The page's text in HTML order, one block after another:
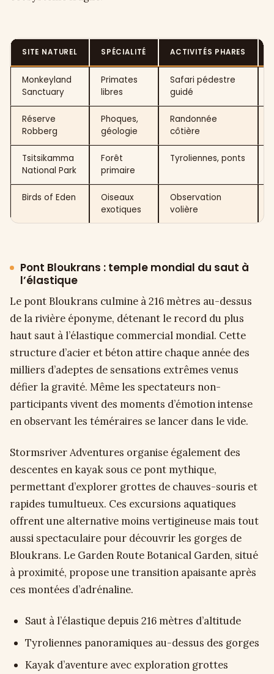
SITE NATUREL SPÉCIALITÉ ACTIVITÉS PHARES
Monkeyland
Sanctuary
Primates
libres
Safari pédestre
guidé
Réserve
Robberg
Phoques,
géologie
Randonnée
côtière
Tsitsikamma
National Park
Forêt
primaire
Tyroliennes, ponts
Birds of Eden
Oiseaux
exotiques
Observation
volière
Pont Bloukrans : temple mondial du saut à
l’élastique
Le pont Bloukrans culmine à 216 mètres au-dessus
de la rivière éponyme, détenant le record du plus
haut saut à l’élastique commercial mondial. Cette
structure d’acier et béton attire chaque année des
milliers d’adeptes de sensations extrêmes venus
défier la gravité. Même les spectateurs non-
participants vivent des moments d’émotion intense
en observant les téméraires se lancer dans le vide.
Stormsriver Adventures organise également des
descentes en kayak sous ce pont mythique,
permettant d’explorer grottes de chauves-souris et
rapides tumultueux. Ces excursions aquatiques
offrent une alternative moins vertigineuse mais tout
aussi spectaculaire pour découvrir les gorges de
Bloukrans. Le Garden Route Botanical Garden, situé
à proximité, propose une transition apaisante après
ces montées d’adrénaline.
Saut à l’élastique depuis 216 mètres d’altitude
Tyroliennes panoramiques au-dessus des gorges
Kayak d’aventure avec exploration grottes